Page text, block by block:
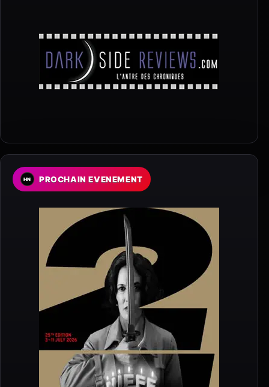
PROCHAIN EVENEMENT